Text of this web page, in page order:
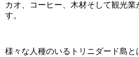
カオ、コーヒー、木材そして観光業
す。
様々な人種のいるトリニダード島と